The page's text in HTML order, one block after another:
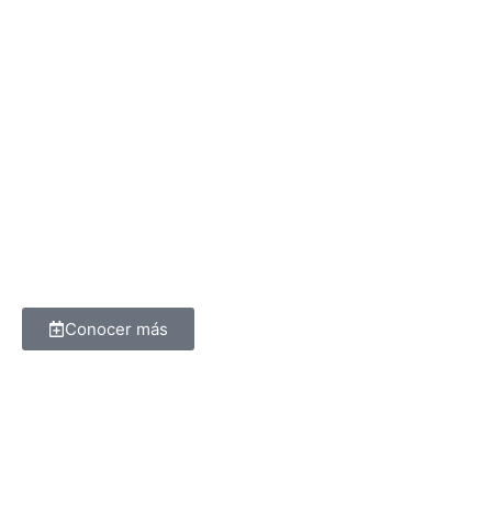
Conocer más